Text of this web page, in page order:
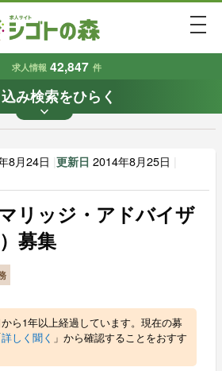
求人情報 42,847 件
み検索をひらく
keyboard_arrow_down
件から探す
業種で探す
賃金 で探す
8月24日 更新日 2014年8月25日
マリッジ・アドバイザ
募集
ら1年以上経過しています。現在の募
詳しく聞く 」から確認することをおすす